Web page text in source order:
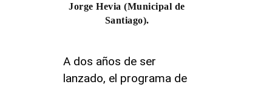
Jorge Hevia (Municipal de
Santiago).
A dos años de ser
lanzado, el programa de